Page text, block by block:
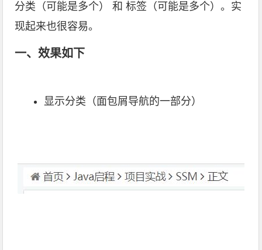
分类（可能是多个） 和 标签（可能是多个）。实
现起来也很容易。
一、效果如下
显示分类（面包屑导航的一部分）